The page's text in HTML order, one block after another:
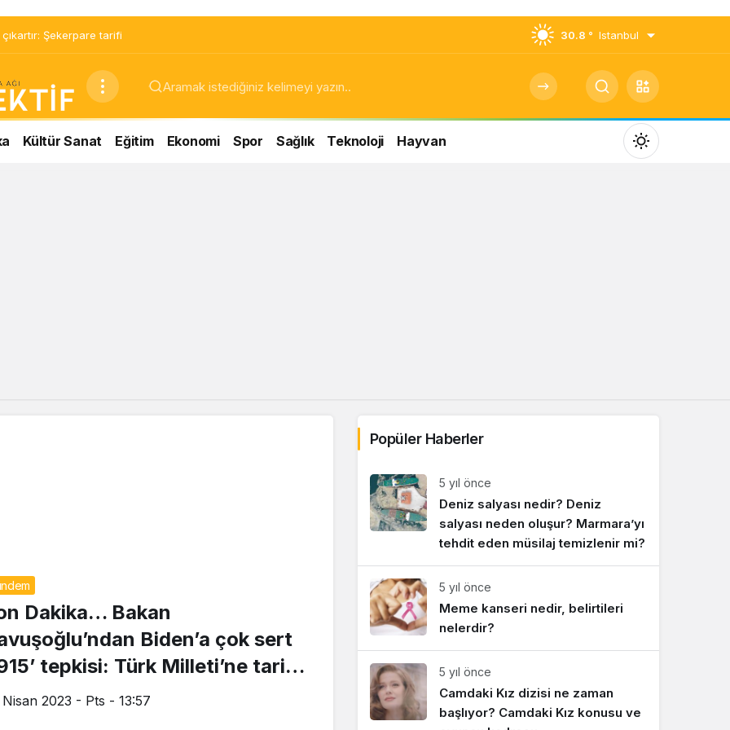
Şekerpare tarifi 30.8 ° Istanbul
Kültür Sanat Eğitim Ekonomi Spor Sağlık Teknoloji Hayvan
Mod
değiştir
Dakika… Bakan
Biden’a çok sert
tepkisi: Türk Milleti’ne tarih
vermek kimsenin haddi değil
2023 - Pts - 13:57
Popüler Haberler
5 yıl önce
Deniz salyası nedir? Deniz
salyası neden oluşur? Marmara’yı
tehdit eden müsilaj temizlenir mi?
5 yıl önce
Meme kanseri nedir, belirtileri
nelerdir?
5 yıl önce
Camdaki Kız dizisi ne zaman
başlıyor? Camdaki Kız konusu ve